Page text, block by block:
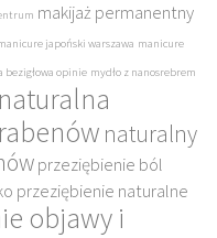
makijaż permanentny
japoński warszawa manicure
bezigłowa opinie mydło z nanosrebrem
naturalna
naturalny
przeziębienie ból
przeziębienie naturalne
objawy i